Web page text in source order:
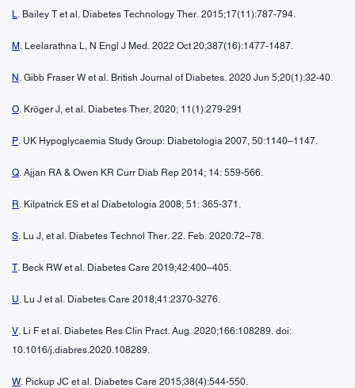
L. Bailey T et al. Diabetes Technology Ther. 2015;17(11):787-794.
M . Leelarathna L, N Engl J Med. 2022 Oct 20;387(16):1477-1487.
N . Gibb Fraser W et al. British Journal of Diabetes. 2020 Jun 5;20(1):32-40.
O. Kröger J, et al. Diabetes Ther, 2020; 11(1):279-291
P. UK Hypoglycaemia Study Group: Diabetologia 2007, 50:1140–1147.
Q. Ajjan RA & Owen KR Curr Diab Rep 2014; 14: 559-566.
R. Kilpatrick ES et al Diabetologia 2008; 51: 365-371.
S. Lu J, et al. Diabetes Technol Ther. 22. Feb. 2020:72–78.
T. Beck RW et al. Diabetes Care 2019;42:400–405.
U. Lu J et al. Diabetes Care 2018;41:2370-3276.
V. Li F et al. Diabetes Res Clin Pract. Aug. 2020;166:108289. doi:
10.1016/j.diabres.2020.108289.
W. Pickup JC et al. Diabetes Care 2015;38(4):544-550.